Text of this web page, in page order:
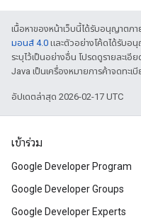
เนื้อหาของหน้าเว็บนี้ได้รับอนุญาตภา
มอนส์ 4.0 และตัวอย่างโค้ดได้รับอนุ
ระบุไว้เป็นอย่างอื่น โปรดดูรายละเอี
Java เป็นเครื่องหมายการค้าจดทะ
อัปเดตล่าสุด 2026-02-17 UTC
เข้าร่วม
Google Developer Program
Google Developer Groups
Google Developer Experts